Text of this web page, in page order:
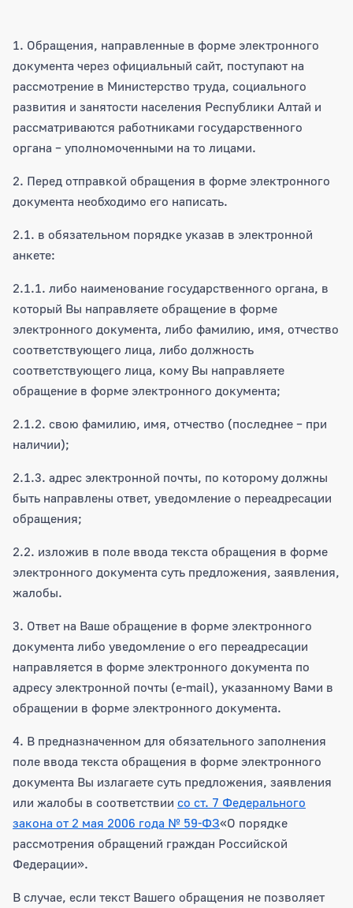
1. Обращения, направленные в форме электронного
документа через официальный сайт, поступают на
рассмотрение в Министерство труда, социального
развития и занятости населения Республики Алтай и
рассматриваются работниками государственного
органа – уполномоченными на то лицами.
2. Перед отправкой обращения в форме электронного
документа необходимо его написать.
2.1. в обязательном порядке указав в электронной
анкете:
2.1.1. либо наименование государственного органа, в
который Вы направляете обращение в форме
электронного документа, либо фамилию, имя, отчество
соответствующего лица, либо должность
соответствующего лица, кому Вы направляете
обращение в форме электронного документа;
2.1.2. свою фамилию, имя, отчество (последнее – при
наличии);
2.1.3. адрес электронной почты, по которому должны
быть направлены ответ, уведомление о переадресации
обращения;
2.2. изложив в поле ввода текста обращения в форме
электронного документа суть предложения, заявления,
жалобы.
3. Ответ на Ваше обращение в форме электронного
документа либо уведомление о его переадресации
направляется в форме электронного документа по
адресу электронной почты (e-mail), указанному Вами в
обращении в форме электронного документа.
4. В предназначенном для обязательного заполнения
поле ввода текста обращения в форме электронного
документа Вы излагаете суть предложения, заявления
или жалобы в соответствии со ст. 7 Федерального
закона от 2 мая 2006 года № 59-ФЗ«О порядке
рассмотрения обращений граждан Российской
Федерации».
В случае, если текст Вашего обращения не позволяет